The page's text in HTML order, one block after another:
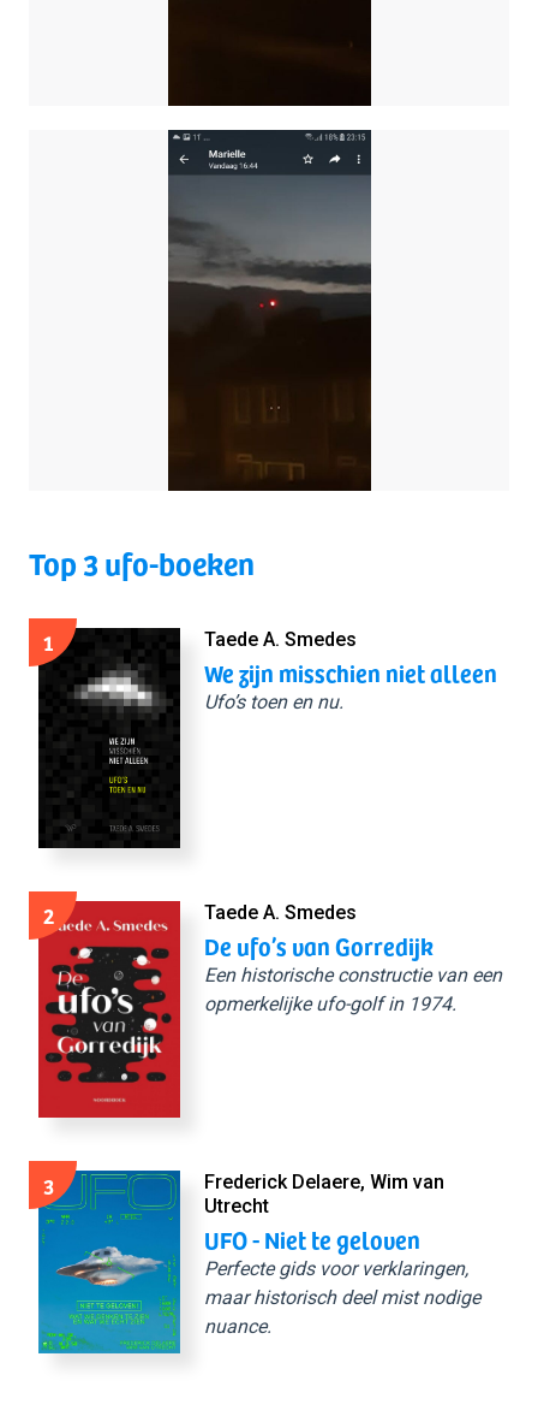
Top 3 ufo-boeken
1 Taede A. Smedes
We zijn misschien niet alleen
Ufo’s toen en nu.
2 Taede A. Smedes
De ufo’s van Gorredijk
Een historische constructie van een
opmerkelijke ufo-golf in 1974.
3
Frederick Delaere, Wim van
Utrecht
UFO - Niet te geloven
Perfecte gids voor verklaringen,
maar historisch deel mist nodige
nuance.